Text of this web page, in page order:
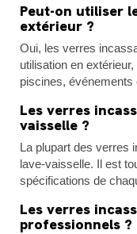
Peut-on utiliser
extérieur ?
Oui, les verres
utilisation en
piscines, événements
Les verres
vaisselle ?
La plupart des verres
lave-vaisselle. Il est
spécifications de
Les verres
professionnels ?